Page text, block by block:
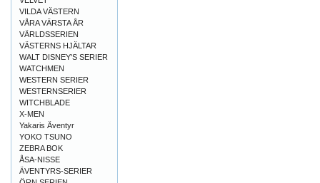
VILDA VÄSTERN
VÅRA VÄRSTA ÅR
VÄRLDSSERIEN
VÄSTERNS HJÄLTAR
WALT DISNEY'S SERIER
WATCHMEN
WESTERN SERIER
WESTERNSERIER
WITCHBLADE
X-MEN
Yakaris Äventyr
YOKO TSUNO
ZEBRA BOK
ÅSA-NISSE
ÄVENTYRS-SERIER